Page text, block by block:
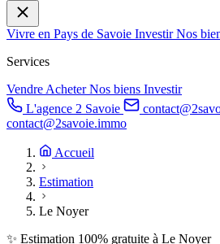
Vivre en Pays de Savoie InvestirNos
Services
VendreAcheterNos biens Investir
L'agence 2 Savoie
contact@2savoie.immo
Accueil
Estimation
Le Noyer
✨ Estimation 100% gratuite à Le Noyer